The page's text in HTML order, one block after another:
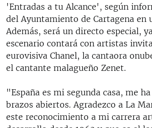
'Entradas a tu Alcance', según
del Ayuntamiento de Cartagena en
Además, será un directo especial,
escenario contará con artistas
eurovisiva Chanel, la cantaora
el cantante malagueño Zenet.
"España es mi segunda casa, me
brazos abiertos. Agradezco a La
este reconocimiento a mi carrera